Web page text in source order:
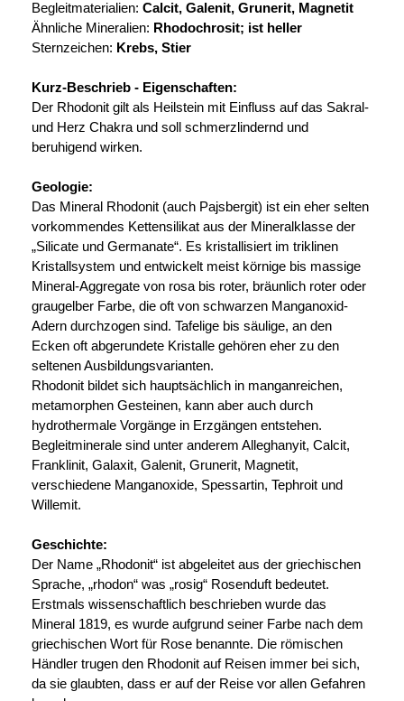
Begleitmaterialien: Calcit, Galenit, Grunerit, Magnetit
Ähnliche Mineralien: Rhodochrosit; ist heller
Sternzeichen: Krebs, Stier
Kurz-Beschrieb - Eigenschaften:
Der Rhodonit gilt als Heilstein mit Einfluss auf das Sakral-
und Herz Chakra und soll schmerzlindernd und
beruhigend wirken.
Geologie:
Das Mineral Rhodonit (auch Pajsbergit) ist ein eher selten
vorkommendes Kettensilikat aus der Mineralklasse der
„Silicate und Germanate“. Es kristallisiert im triklinen
Kristallsystem und entwickelt meist körnige bis massige
Mineral-Aggregate von rosa bis roter, bräunlich roter oder
graugelber Farbe, die oft von schwarzen Manganoxid-
Adern durchzogen sind. Tafelige bis säulige, an den
Ecken oft abgerundete Kristalle gehören eher zu den
seltenen Ausbildungsvarianten.
Rhodonit bildet sich hauptsächlich in manganreichen,
metamorphen Gesteinen, kann aber auch durch
hydrothermale Vorgänge in Erzgängen entstehen.
Begleitminerale sind unter anderem Alleghanyit, Calcit,
Franklinit, Galaxit, Galenit, Grunerit, Magnetit,
verschiedene Manganoxide, Spessartin, Tephroit und
Willemit.
Geschichte:
Der Name „Rhodonit“ ist abgeleitet aus der griechischen
Sprache, „rhodon“ was „rosig“ Rosenduft bedeutet.
Erstmals wissenschaftlich beschrieben wurde das
Mineral 1819, es wurde aufgrund seiner Farbe nach dem
griechischen Wort für Rose benannte. Die römischen
Händler trugen den Rhodonit auf Reisen immer bei sich,
da sie glaubten, dass er auf der Reise vor allen Gefahren